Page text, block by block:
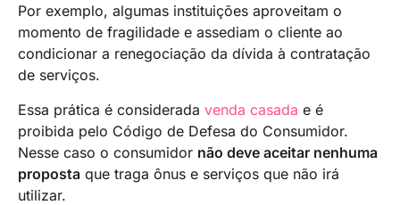
Por exemplo, algumas instituições aproveitam o
momento de fragilidade e assediam o cliente ao
condicionar a renegociação da dívida à contratação
de serviços.
Essa prática é considerada venda casada e é
proibida pelo Código de Defesa do Consumidor.
Nesse caso o consumidor não deve aceitar nenhuma
proposta que traga ônus e serviços que não irá
utilizar.